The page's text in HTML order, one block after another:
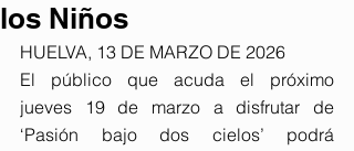
los Niños
HUELVA, 13 DE MARZO DE 2026
El público que acuda el próximo
jueves 19 de marzo a disfrutar de
‘Pasión bajo dos cielos’ podrá